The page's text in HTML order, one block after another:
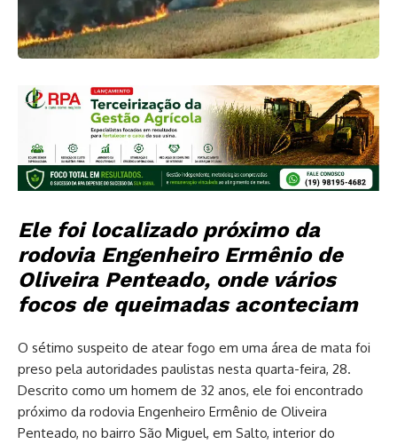
Ele foi localizado próximo da
rodovia Engenheiro Ermênio de
Oliveira Penteado, onde vários
focos de queimadas aconteciam
O sétimo suspeito de atear fogo em uma área de mata foi
preso pela autoridades paulistas nesta quarta-feira, 28.
Descrito como um homem de 32 anos, ele foi encontrado
próximo da rodovia Engenheiro Ermênio de Oliveira
Penteado, no bairro São Miguel, em Salto, interior do